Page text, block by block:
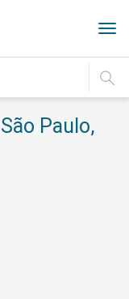
IR
Paulo,